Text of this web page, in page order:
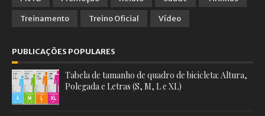
Treinamento
Treino Oficial Vídeo
PUBLICAÇÕES POPULARES
Tabela de tamanho de quadro de bicicleta: Altura,
Polegada e Letras (S, M, L e XL)